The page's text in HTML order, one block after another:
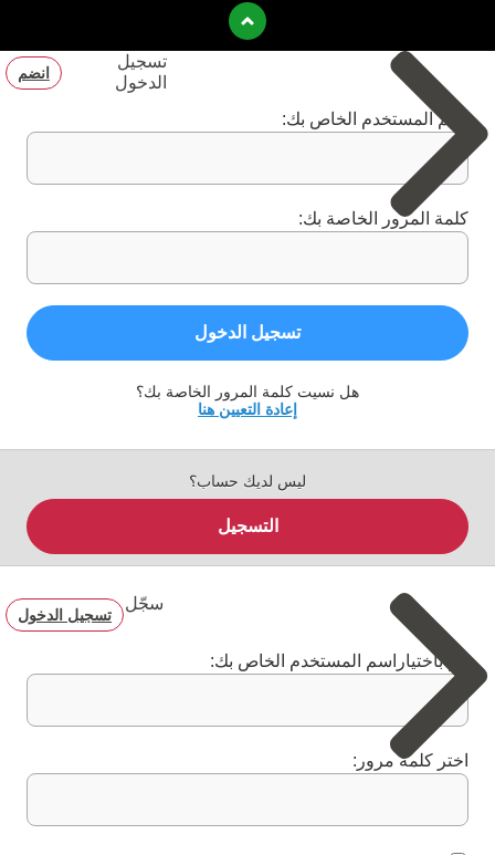
تسجيل
الدخول
انضم
اسم المستخدم الخاص بك:
كلمة المرور الخاصة بك:
تسجيل الدخول
هل نسيت كلمة المرور الخاصة بك؟
إعادة التعيين هنا
ليس لديك حساب؟
التسجيل
سجّل
تسجيل الدخول
قم باختياراسم المستخدم الخاص بك:
اختر كلمة مرور: